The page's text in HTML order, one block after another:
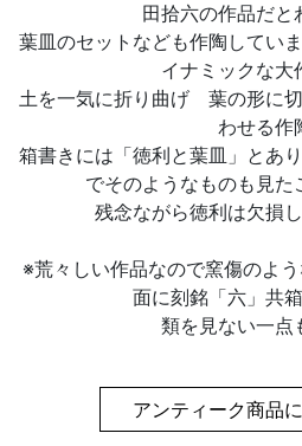
田拾六の作品だと
葉皿のセットなども作陶してい
イナミックな大
土を一気に折り曲げ 葉の形に
わせる作
箱書きには「徳利と葉皿」とあ
でそのようなものも見た
残念ながら徳利は欠損
※荒々しい作品なので窯傷のよ
面に刻銘「六」共
類を見ない一点
アンティーク商